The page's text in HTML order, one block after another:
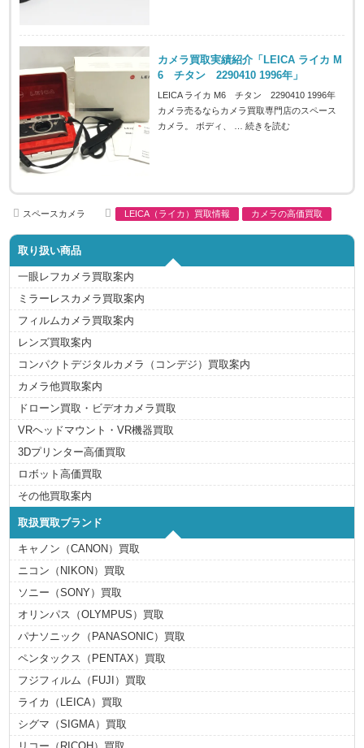
カメラ買取実績紹介「LEICA ライカ M
6 チタン 2290410 1996年」
LEICA ライカ M6 チタン 2290410 1996年
カメラ売るならカメラ買取専門店のスペース
カメラ。 ボディ、 …続きを読む
A
u
o
スペースカメラ
C
a
r
i
e
s
LEICA（ライカ）買取情報 カメラの高価買取
取り扱い商品
一眼レフカメラ買取案内
ミラーレスカメラ買取案内
フィルムカメラ買取案内
レンズ買取案内
コンパクトデジタルカメラ（コンデジ）買取案内
カメラ他買取案内
ドローン買取・ビデオカメラ買取
VRヘッドマウント・VR機器買取
3Dプリンター高価買取
ロボット高価買取
その他買取案内
取扱買取ブランド
キャノン（CANON）買取
ニコン（NIKON）買取
ソニー（SONY）買取
オリンパス（OLYMPUS）買取
パナソニック（PANASONIC）買取
ペンタックス（PENTAX）買取
フジフィルム（FUJI）買取
ライカ（LEICA）買取
シグマ（SIGMA）買取